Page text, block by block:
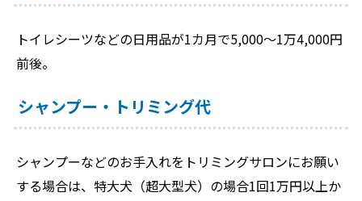
トイレシーツなどの日用品が1カ月で5,000～1万4,000円
前後。
シャンプー・トリミング代
シャンプーなどのお手入れをトリミングサロンにお願い
する場合は、特大犬（超大型犬）の場合1回1万円以上か